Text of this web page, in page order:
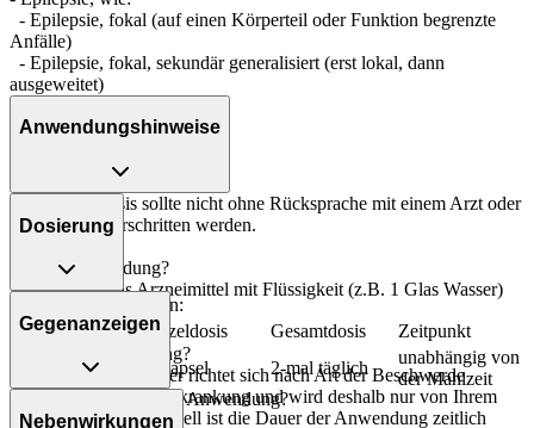
- Epilepsie, fokal (auf einen Körperteil oder Funktion begrenzte
Anfälle)
- Epilepsie, fokal, sekundär generalisiert (erst lokal, dann
ausgeweitet)
Anwendungshinweise
Die Gesamtdosis sollte nicht ohne Rücksprache mit einem Arzt oder
Apotheker überschritten werden.
Art der Anwendung?
Nehmen Sie das Arzneimittel mit Flüssigkeit (z.B. 1 Glas Wasser)
Dauer der Anwendung?
Die Anwendungsdauer richtet sich nach Art der Beschwerde
und/oder Dauer der Erkrankung und wird deshalb nur von Ihrem
Arzt bestimmt. Prinzipiell ist die Dauer der Anwendung zeitlich
Dosierung
Bei schweren Formen:
Personenkreis
Einzeldosis Gesamtdosis
Zeitpunkt
Erwachsene
1 Kapsel 2-mal täglich
unabhängig von
der Mahlzeit
Gegenanzeigen
Was spricht gegen eine Anwendung?
Nebenwirkungen